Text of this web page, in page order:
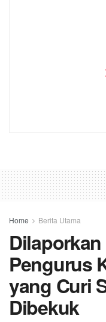
Home Berita Utama
Pengurus
yang Curi
Dibekuk